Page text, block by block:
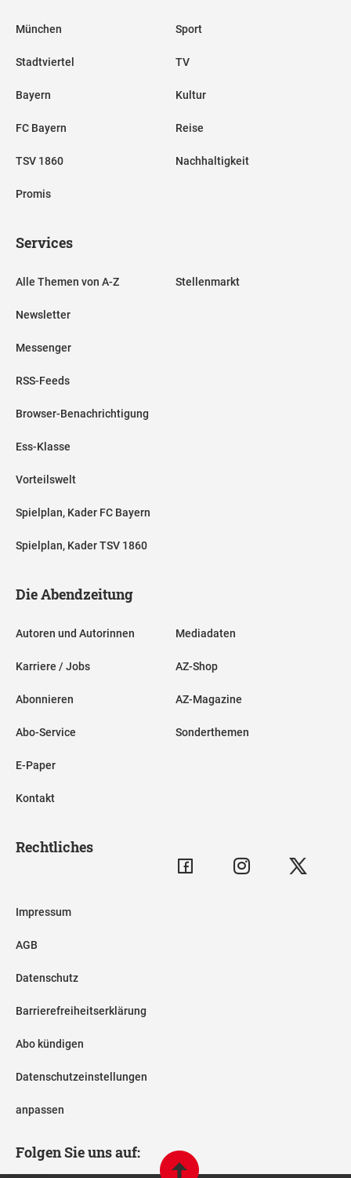
München
Stadtviertel
Bayern
FC Bayern
TSV 1860
Promis
Sport
TV
Kultur
Reise
Nachhaltigkeit
Services
Alle Themen von A-Z
Newsletter
Messenger
RSS-Feeds
Browser-Benachrichtigung
Ess-Klasse
Vorteilswelt
Spielplan, Kader FC Bayern
Spielplan, Kader TSV 1860
Stellenmarkt
Die Abendzeitung
Autoren und Autorinnen
Karriere / Jobs
Abonnieren
Abo-Service
E-Paper
Kontakt
Mediadaten
AZ-Shop
AZ-Magazine
Sonderthemen
Rechtliches
Impressum
AGB
Datenschutz
Barrierefreiheitserklärung
Abo kündigen
Datenschutzeinstellungen
anpassen
Folgen Sie uns auf: